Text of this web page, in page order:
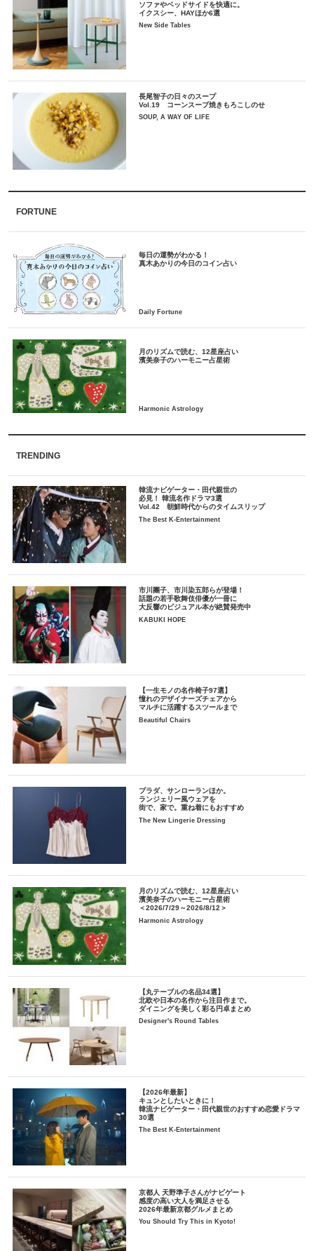
ソファやベッドサイドを快適に。
イクスシー、HAYほか6選
New Side Tables
長尾智子の日々のスープ
Vol.19 コーンスープ焼きもろこしのせ
SOUP, A WAY OF LIFE
FORTUNE
毎日の運勢がわかる！
月のリズムで読む、12星座占い
TRENDING
韓流ナビゲーター・田代親世の
必見！ 韓流名作ドラマ3選
Vol.42 朝鮮時代からのタイムスリップ
The Best K-Entertainment
市川團子、市川染五郎らが登場！
話題の若手歌舞伎俳優が一冊に
大反響のビジュアル本が絶賛発売中
KABUKI HOPE
【一生モノの名作椅子97選】
憧れのデザイナーズチェアから
マルチに活躍するスツールまで
Beautiful Chairs
プラダ、サンローランほか。
ランジェリー風ウェアを
街で、家で。重ね着にもおすすめ
The New Lingerie Dressing
月のリズムで読む、12星座占い
濱美奈子のハーモニー占星術
＜2026/7/29～2026/8/12＞
Harmonic Astrology
【丸テーブルの名品34選】
北欧や日本の名作から注目作まで。
ダイニングを美しく彩る円卓まとめ
Designer's Round Tables
【2026年最新】
キュンとしたいときに！
韓流ナビゲーター・田代親世のおすすめ恋愛ドラマ
30選
The Best K-Entertainment
京都人 天野準子さんがナビゲート
感度の高い大人を満足させる
2026年最新京都グルメまとめ
You Should Try This in Kyoto!